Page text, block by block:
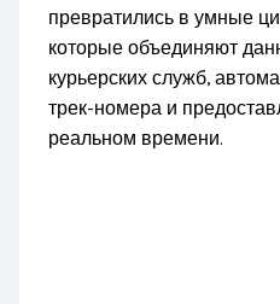
превратились в умные
которые объединяют
курьерских служб,
трек-номера и
реальном времени.